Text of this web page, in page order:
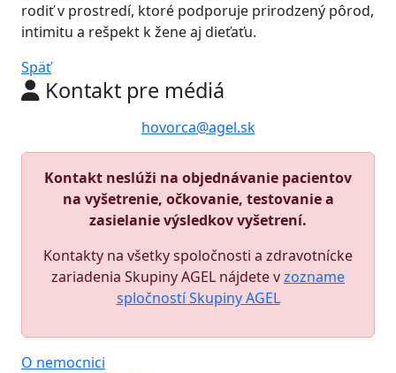
rodiť v prostredí, ktoré podporuje prirodzený pôrod,
intimitu a rešpekt k žene aj dieťaťu.
Späť
Kontakt pre médiá
hovorca@agel.sk
Kontakt neslúži na objednávanie pacientov
na vyšetrenie, očkovanie, testovanie a
zasielanie výsledkov vyšetrení.
Kontakty na všetky spoločnosti a zdravotnícke
zariadenia Skupiny AGEL nájdete vzozname
spločností Skupiny AGEL
O nemocnici